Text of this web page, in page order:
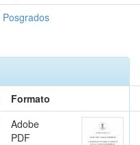
Posgrados
Formato
Adobe
PDF